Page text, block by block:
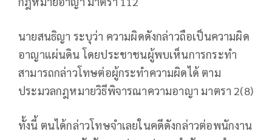
นายสนธิญา ระบุว่า ความผิดดังกล่าวถือเป็นความผิด
อาญาแผ่นดิน โดยประชาชนผู้พบเห็นการกระทำ
สามารถกล่าวโทษต่อผู้กระทำความผิดได้ ตาม
ประมวลกฎหมายวิธีพิจารณาความอาญา มาตรา 2(8)
ทั้งนี้ ตนได้กล่าวโทษจำเลยในคดีดังกล่าวต่อพนักงาน